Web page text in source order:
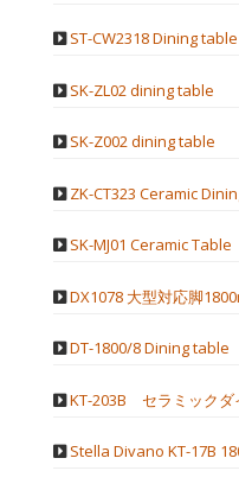
ST-CW2318 Dining table
SK-ZL02 dining table
SK-Z002 dining table
ZK-CT323 Ceramic
SK-MJ01 Ceramic Table
DX1078 大型対応脚
DT-1800/8 Dining table
KT-203B セラミック
Stella Divano KT-17B